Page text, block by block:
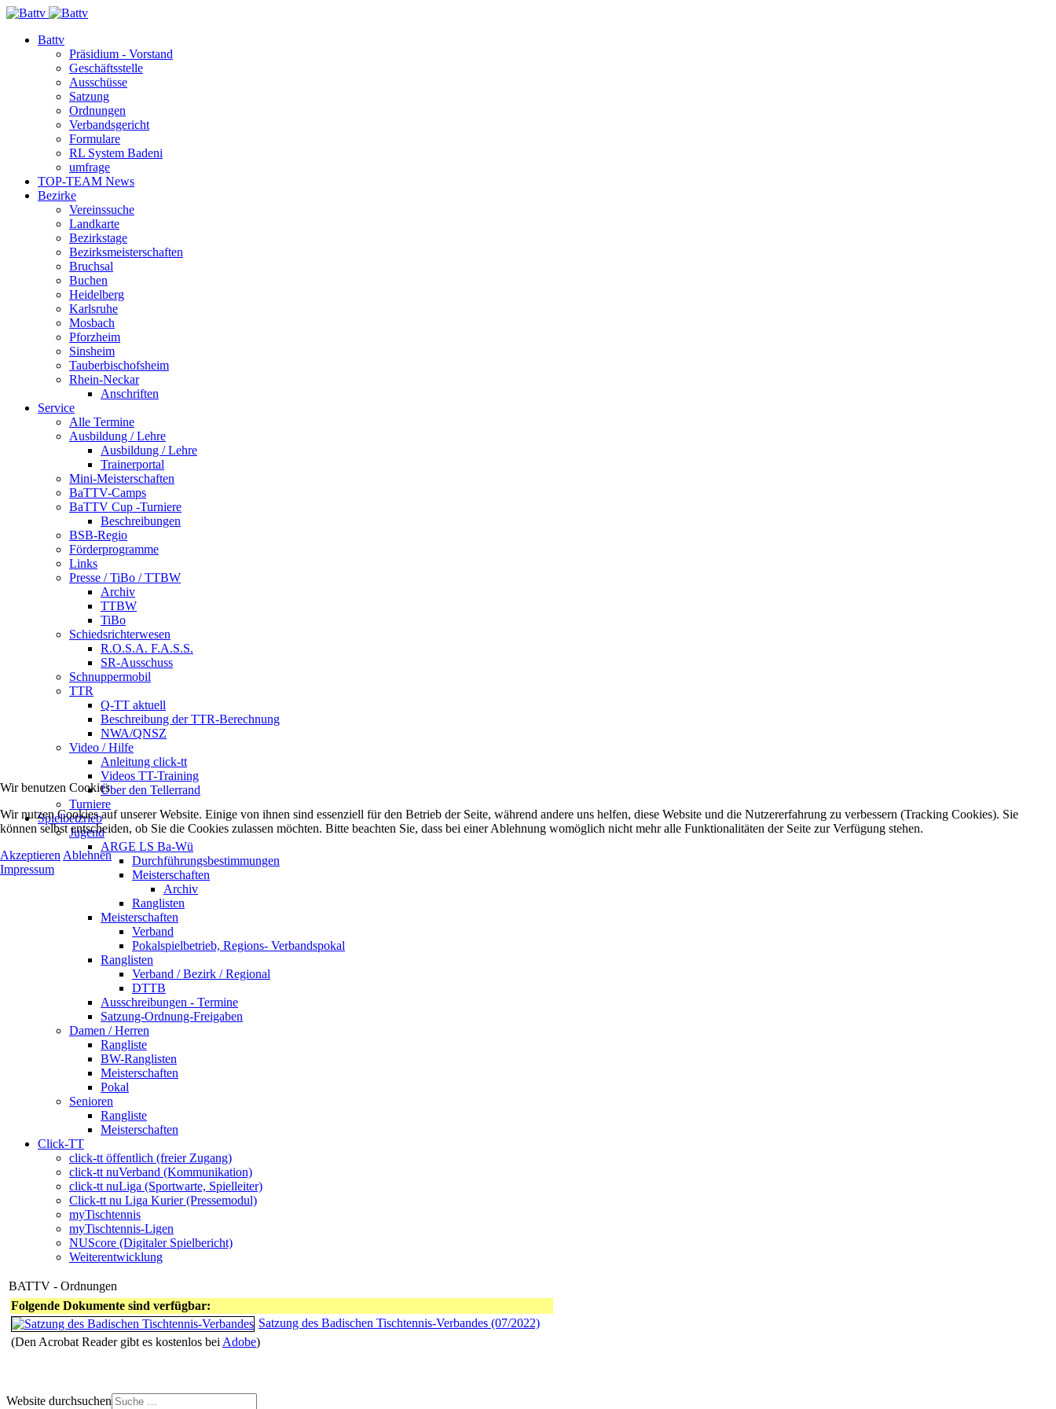
Battv
Präsidium - Vorstand
Geschäftsstelle
Ausschüsse
Satzung
Ordnungen
Verbandsgericht
Formulare
RL System Badeni
umfrage
TOP-TEAM News
Bezirke
Vereinssuche
Landkarte
Bezirkstage
Bezirksmeisterschaften
Bruchsal
Buchen
Heidelberg
Karlsruhe
Mosbach
Pforzheim
Sinsheim
Tauberbischofsheim
Rhein-Neckar
Anschriften
Service
Alle Termine
Ausbildung / Lehre
Ausbildung / Lehre
Trainerportal
Mini-Meisterschaften
BaTTV-Camps
BaTTV Cup -Turniere
Beschreibungen
BSB-Regio
Förderprogramme
Links
Presse / TiBo / TTBW
Archiv
TTBW
TiBo
Schiedsrichterwesen
R.O.S.A. F.A.S.S.
SR-Ausschuss
Schnuppermobil
TTR
Q-TT aktuell
Beschreibung der TTR-Berechnung
NWA/QNSZ
Video / Hilfe
Anleitung click-tt
Videos TT-Training
Über den Tellerrand
Turniere
Spielbetzrieb
Jugend
ARGE LS Ba-Wü
Durchführungsbestimmungen
Meisterschaften
Archiv
Ranglisten
Meisterschaften
Verband
Pokalspielbetrieb, Regions- Verbandspokal
Ranglisten
Verband / Bezirk / Regional
DTTB
Ausschreibungen - Termine
Satzung-Ordnung-Freigaben
Damen / Herren
Rangliste
BW-Ranglisten
Meisterschaften
Pokal
Senioren
Rangliste
Meisterschaften
Click-TT
click-tt öffentlich (freier Zugang)
click-tt nuVerband (Kommunikation)
click-tt nuLiga (Sportwarte, Spielleiter)
Click-tt nu Liga Kurier (Pressemodul)
myTischtennis
myTischtennis-Ligen
NUScore (Digitaler Spielbericht)
Weiterentwicklung
BATTV - Ordnungen
Folgende Dokumente sind verfügbar:
Satzung des Badischen Tischtennis-Verbandes (07/2022)
(Den Acrobat Reader gibt es kostenlos bei Adobe)
Website durchsuchen
Wir benutzen Cookies
Wir nutzen Cookies auf unserer Website. Einige von ihnen sind essenziell für den Betrieb der Seite, während andere uns helfen, diese Website und die Nutzererfahrung zu verbessern (Tracking Cookies). Sie
können selbst entscheiden, ob Sie die Cookies zulassen möchten. Bitte beachten Sie, dass bei einer Ablehnung womöglich nicht mehr alle Funktionalitäten der Seite zur Verfügung stehen.
Akzeptieren Ablehnen
Impressum